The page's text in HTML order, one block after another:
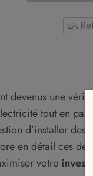
devenus une
tout en
d’installer
en détail ces
votre